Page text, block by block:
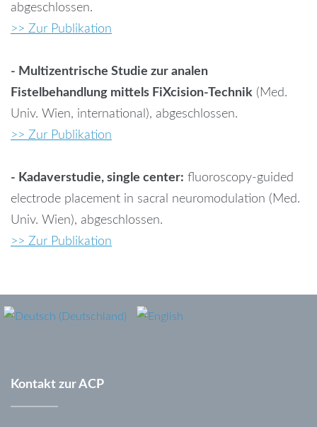
abgeschlossen.
>> Zur Publikation
- Multizentrische Studie zur analen
Fistelbehandlung mittels FiXcision-Technik (Med.
Univ. Wien, international), abgeschlossen.
>> Zur Publikation
- Kadaverstudie, single center: fluoroscopy-guided
electrode placement in sacral neuromodulation (Med.
Univ. Wien), abgeschlossen.
>> Zur Publikation
Forgot
your
username?
Kontakt zurACP